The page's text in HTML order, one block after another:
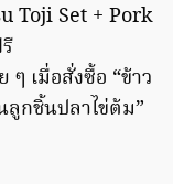
Toji Set + Pork
ๆ เมื่อสั่งซื้อ “ข้าว
ลูกชิ้นปลาไข่ต้ม”